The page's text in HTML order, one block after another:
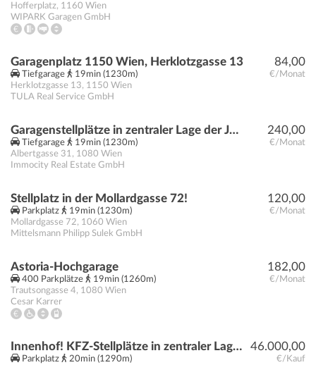
Hofferplatz, 1160 Wien
WIPARK Garagen GmbH
84,00
€/Monat
Garagenplatz 1150 Wien, Herklotzgasse 13
Tiefgarage
19min (1230m)
Herklotzgasse 13, 1150 Wien
TULA Real Service GmbH
240,00
€/Monat
Garagenstellplätze in zentraler Lage der Josefstadt zu vermieten – Albertgasse 31, 1080 Wien
Tiefgarage
19min (1230m)
Albertgasse 31, 1080 Wien
Immocity Real Estate GmbH
120,00
€/Monat
Stellplatz in der Mollardgasse 72!
Parkplatz
19min (1230m)
Mollardgasse 72, 1060 Wien
Mittelsmann Philipp Sulek GmbH
182,00
€/Monat
Astoria-Hochgarage
400 Parkplätze
19min (1260m)
Trautsongasse 4, 1080 Wien
Cesar Karrer
46.000,00
€/Kauf
Innenhof! KFZ-Stellplätze in zentraler Lage Nähe Brückengasse
Parkplatz
20min (1290m)